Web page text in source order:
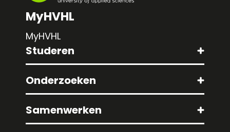
MyHVHL
MyHVHL
Studeren
Onderzoeken
Samenwerken